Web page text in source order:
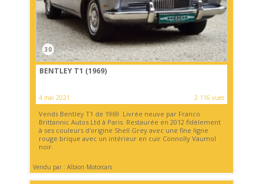
30
BENTLEY T1 (1969)
4 mai 2021 2 116 vues
Vends Bentley T1 de 1969. Livrée neuve par Franco
Brittannic Autos Ltd à Paris. Restaurée en 2012 fidèlement
à ses couleurs d'origine Shell Grey avec une fine ligne
rouge brique avec un intérieur en cuir Connolly Vaumol
noir.
Vendu par : Albion Motorcars